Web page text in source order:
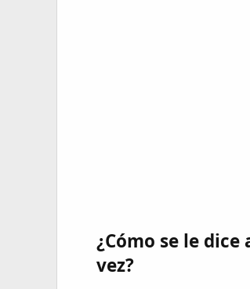
¿Cómo se le
vez?